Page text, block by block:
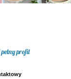
profil